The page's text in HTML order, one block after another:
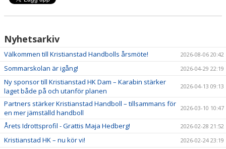
Nyhetsarkiv
Välkommen till Kristianstad Handbolls årsmöte! 2026-08-06 20:42
Sommarskolan är igång! 2026-04-29 22:19
Ny sponsor till Kristianstad HK Dam – Karabin stärker
laget både på och utanför planen
2026-04-13 09:13
Partners stärker Kristianstad Handboll – tillsammans för
en mer jämställd handboll
2026-03-10 10:47
Årets Idrottsprofil - Grattis Maja Hedberg! 2026-02-28 21:52
Kristianstad HK – nu kör vi! 2026-02-24 23:19